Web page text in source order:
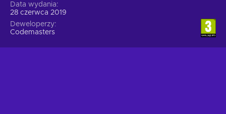
Data wydania
28 czerwca 2019
Deweloperzy
Codemasters